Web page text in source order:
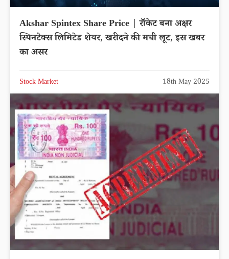
Akshar Spintex Share Price | रॉकेट बना अक्षर
स्पिनटेक्स लिमिटेड शेयर, खरीदने की मची लूट, इस खबर
का असर
Stock Market 18th May 2025